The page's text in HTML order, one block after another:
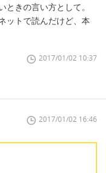
きの言い方として。
ットで読んだけど、本
2017/01/02 10:37
2017/01/02 16:46